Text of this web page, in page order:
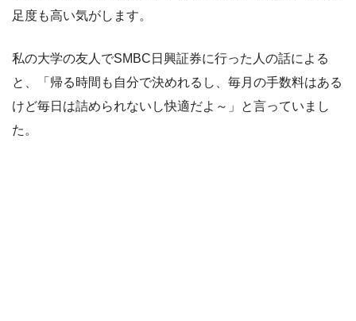
足度も高い気がします。
私の大学の友人でSMBC日興証券に行った人の話による
と、「帰る時間も自分で決めれるし、毎月の手数料はある
けど毎日は詰められないし快適だよ～」と言っていまし
た。